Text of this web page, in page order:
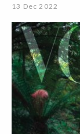
13 Dec 2022